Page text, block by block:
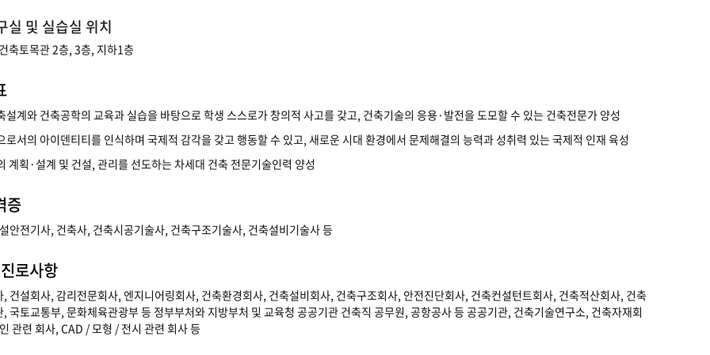
실 및 실습실 위치
축토목관 2층, 3층, 지하1층
설계와 건축공학의 교육과 실습을 바탕으로 학생 스스로가 창의적 사고를 갖고, 건축기술의 응용·발전을 도모할 수 있는 건축전문가 양성
로서의 아이덴티티를 인식하며 국제적 감각을 갖고 행동할 수 있고, 새로운 시대 환경에서 문제해결의 능력과 성취력 있는 국제적 인재 육성
계획·설계 및 건설, 관리를 선도하는 차세대 건축 전문기술인력 양성
증
안전기사, 건축사, 건축시공기술사, 건축구조기술사, 건축설비기술사 등
로사항
건설회사, 감리전문회사, 엔지니어링회사, 건축환경회사, 건축설비회사, 건축구조회사, 안전진단회사, 건축컨설턴트회사, 건축적산회사, 건축
국토교통부, 문화체육관광부 등 정부부처와 지방부처 및 교육청 공공기관 건축직 공무원, 공항공사 등 공공기관, 건축기술연구소, 건축자재회
관련 회사, CAD / 모형 / 전시 관련 회사 등